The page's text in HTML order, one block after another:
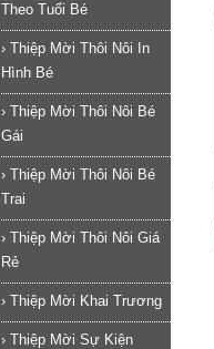
Theo Tuổi Bé
› Thiệp Mời Thôi Nôi In
Hình Bé
› Thiệp Mời Thôi Nôi Bé
Gái
› Thiệp Mời Thôi Nôi Bé
Trai
› Thiệp Mời Thôi Nôi Giá
Rẻ
› Thiệp Mời Khai Trương
› Thiệp Mời Sự Kiện